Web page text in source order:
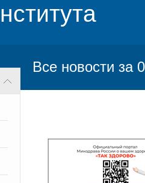
Все новости за